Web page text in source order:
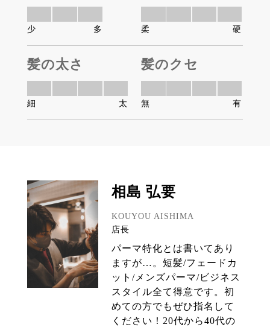
少 多 柔 硬
髪の太さ
細 太
髪のクセ
無 有
相島 弘要
KOUYOU AISHIMA
店長
パーマ特化とは書いてあり
ますが…。短髪/フェードカ
ット/メンズパーマ/ビジネス
スタイル全て得意です。初
めての方でもぜひ指名して
ください！20代から40代の